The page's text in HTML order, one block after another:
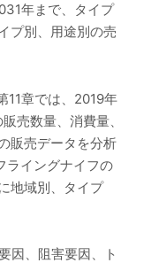
年まで、タイプ
プ別、用途別の売
11章では、2019年
売数量、消費量、
販売データを分析
ライングナイフの
地域別、タイプ
因、阻害要因、ト